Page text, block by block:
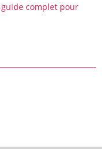
complet pour